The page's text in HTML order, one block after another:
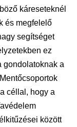
káreseteknél
és megfelelő
segítséget
ez
gondolatoknak a
céllal, hogy a
között